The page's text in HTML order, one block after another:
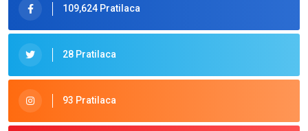
109,624 Pratilaca
28 Pratilaca
93 Pratilaca